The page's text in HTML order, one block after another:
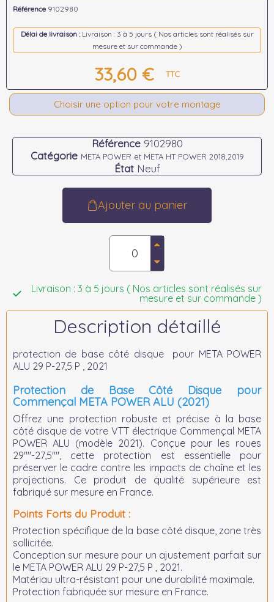
Référence 9102980
Délai de livraison : Livraison : 3 à 5 jours ( Nos articles sont réalisés sur
mesure et sur commande )
33,60 € TTC
Choisir une option pour votre montage
Référence 9102980
Catégorie META POWER et META HT POWER 2018,2019
État Neuf
Ajouter au panier
Livraison : 3 à 5 jours ( Nos articles sont réalisés sur
mesure et sur commande )
Description détaillé
protection de base côté disque pour META POWER
ALU 29 P-27,5 P , 2021
Protection de Base Côté Disque pour
Commençal META POWER ALU (2021)
Offrez une protection robuste et précise à la base
côté disque de votre VTT électrique Commençal META
POWER ALU (modèle 2021). Conçue pour les roues
29""-27,5"", cette protection est essentielle pour
préserver le cadre contre les impacts de chaîne et les
projections. Ce produit de qualité supérieure est
fabriqué sur mesure en France.
Points Forts du Produit :
Protection spécifique de la base côté disque, zone très
sollicitée.
Conception sur mesure pour un ajustement parfait sur
le META POWER ALU 29 P-27,5 P , 2021.
Matériau ultra-résistant pour une durabilité maximale.
Protection fabriquée sur mesure en France.